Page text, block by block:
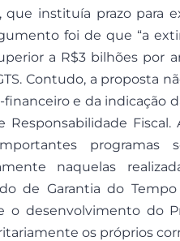
que instituía prazo para
foi de que “a
a R$3 bilhões por
Contudo, a proposta
e da indicação
Responsabilidade
programas
naquelas
de Garantia do
o desenvolvimento do
os próprios